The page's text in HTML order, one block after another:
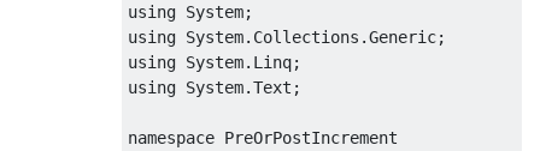
using System;
using System.Collections.Generic;
using System.Linq;
using System.Text;
namespace PreOrPostIncrement